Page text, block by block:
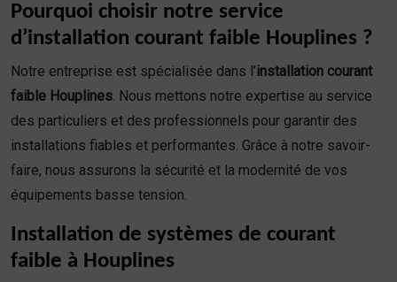
Pourquoi choisir notre service
d’installation courant faible Houplines ?
Notre entreprise est spécialisée dans l’installation courant
faible Houplines. Nous mettons notre expertise au service
des particuliers et des professionnels pour garantir des
installations fiables et performantes. Grâce à notre savoir-
faire, nous assurons la sécurité et la modernité de vos
équipements basse tension.
Installation de systèmes de courant
faible à Houplines